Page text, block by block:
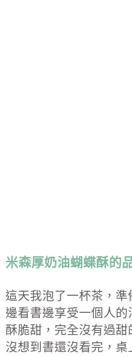
米森厚奶油蝴蝶酥的
這天我泡了一杯茶，
邊看書邊享受一個人
酥脆甜，完全沒有過
沒想到書還沒看完，